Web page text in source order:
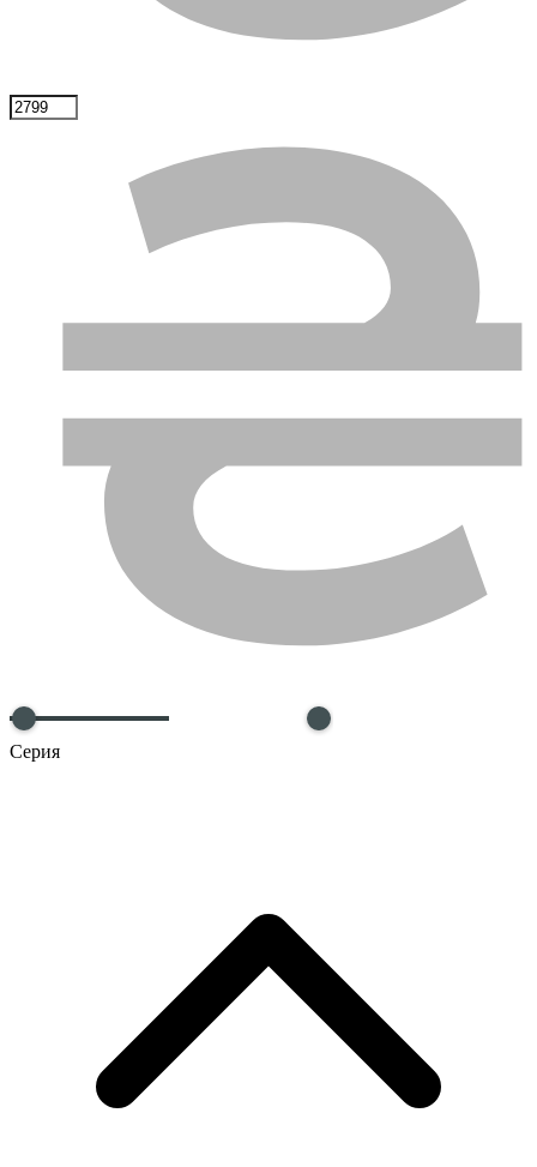
Серия